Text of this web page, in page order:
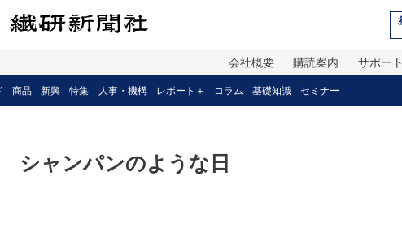
サポート
購読案内
会社概要
商品 新興 特集 人事・機構 レポート＋ コラム 基礎知識 セミナー
ャンパンのような日